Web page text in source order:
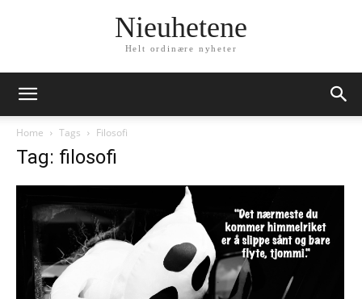
Nieuhetene
Helt ordinære nyheter
Home Tags Filosofi
Tag: filosofi